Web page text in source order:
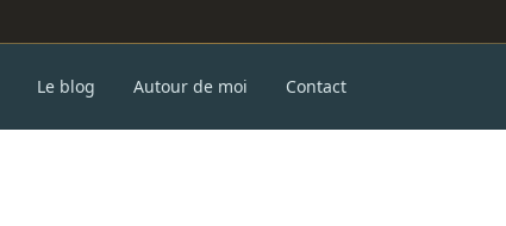
Le blog Autour de moi Contact